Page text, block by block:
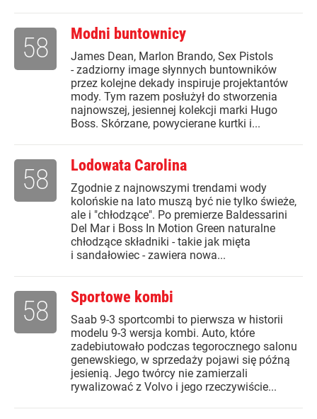
Modni buntownicy
James Dean, Marlon Brando, Sex Pistols
- zadziorny image słynnych buntowników
przez kolejne dekady inspiruje projektantów
mody. Tym razem posłużył do stworzenia
najnowszej, jesiennej kolekcji marki Hugo
Boss. Skórzane, powycierane kurtki i...
58
Lodowata Carolina
Zgodnie z najnowszymi trendami wody
kolońskie na lato muszą być nie tylko świeże,
ale i "chłodzące". Po premierze Baldessarini
Del Mar i Boss In Motion Green naturalne
chłodzące składniki - takie jak mięta
i sandałowiec - zawiera nowa...
58
Sportowe kombi
Saab 9-3 sportcombi to pierwsza w historii
modelu 9-3 wersja kombi. Auto, które
zadebiutowało podczas tegorocznego salonu
genewskiego, w sprzedaży pojawi się późną
jesienią. Jego twórcy nie zamierzali
rywalizować z Volvo i jego rzeczywiście...
58